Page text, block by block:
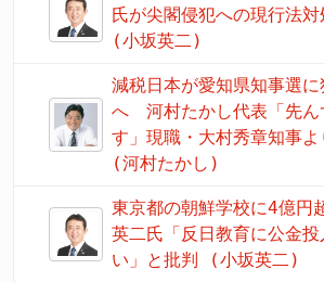
氏が尖閣侵犯への現行法
(小坂英二)
減税日本が愛知県知事選
へ 河村たかし代表「先ん
す」現職・大村秀章知事よ
(河村たかし)
東京都の朝鮮学校に4億
英二氏「反日教育に公金
い」と批判 (小坂英二)